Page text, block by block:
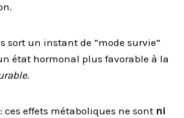
sort un instant de “mode survie”
état hormonal plus favorable à la
.
ces effets métaboliques ne sont ni